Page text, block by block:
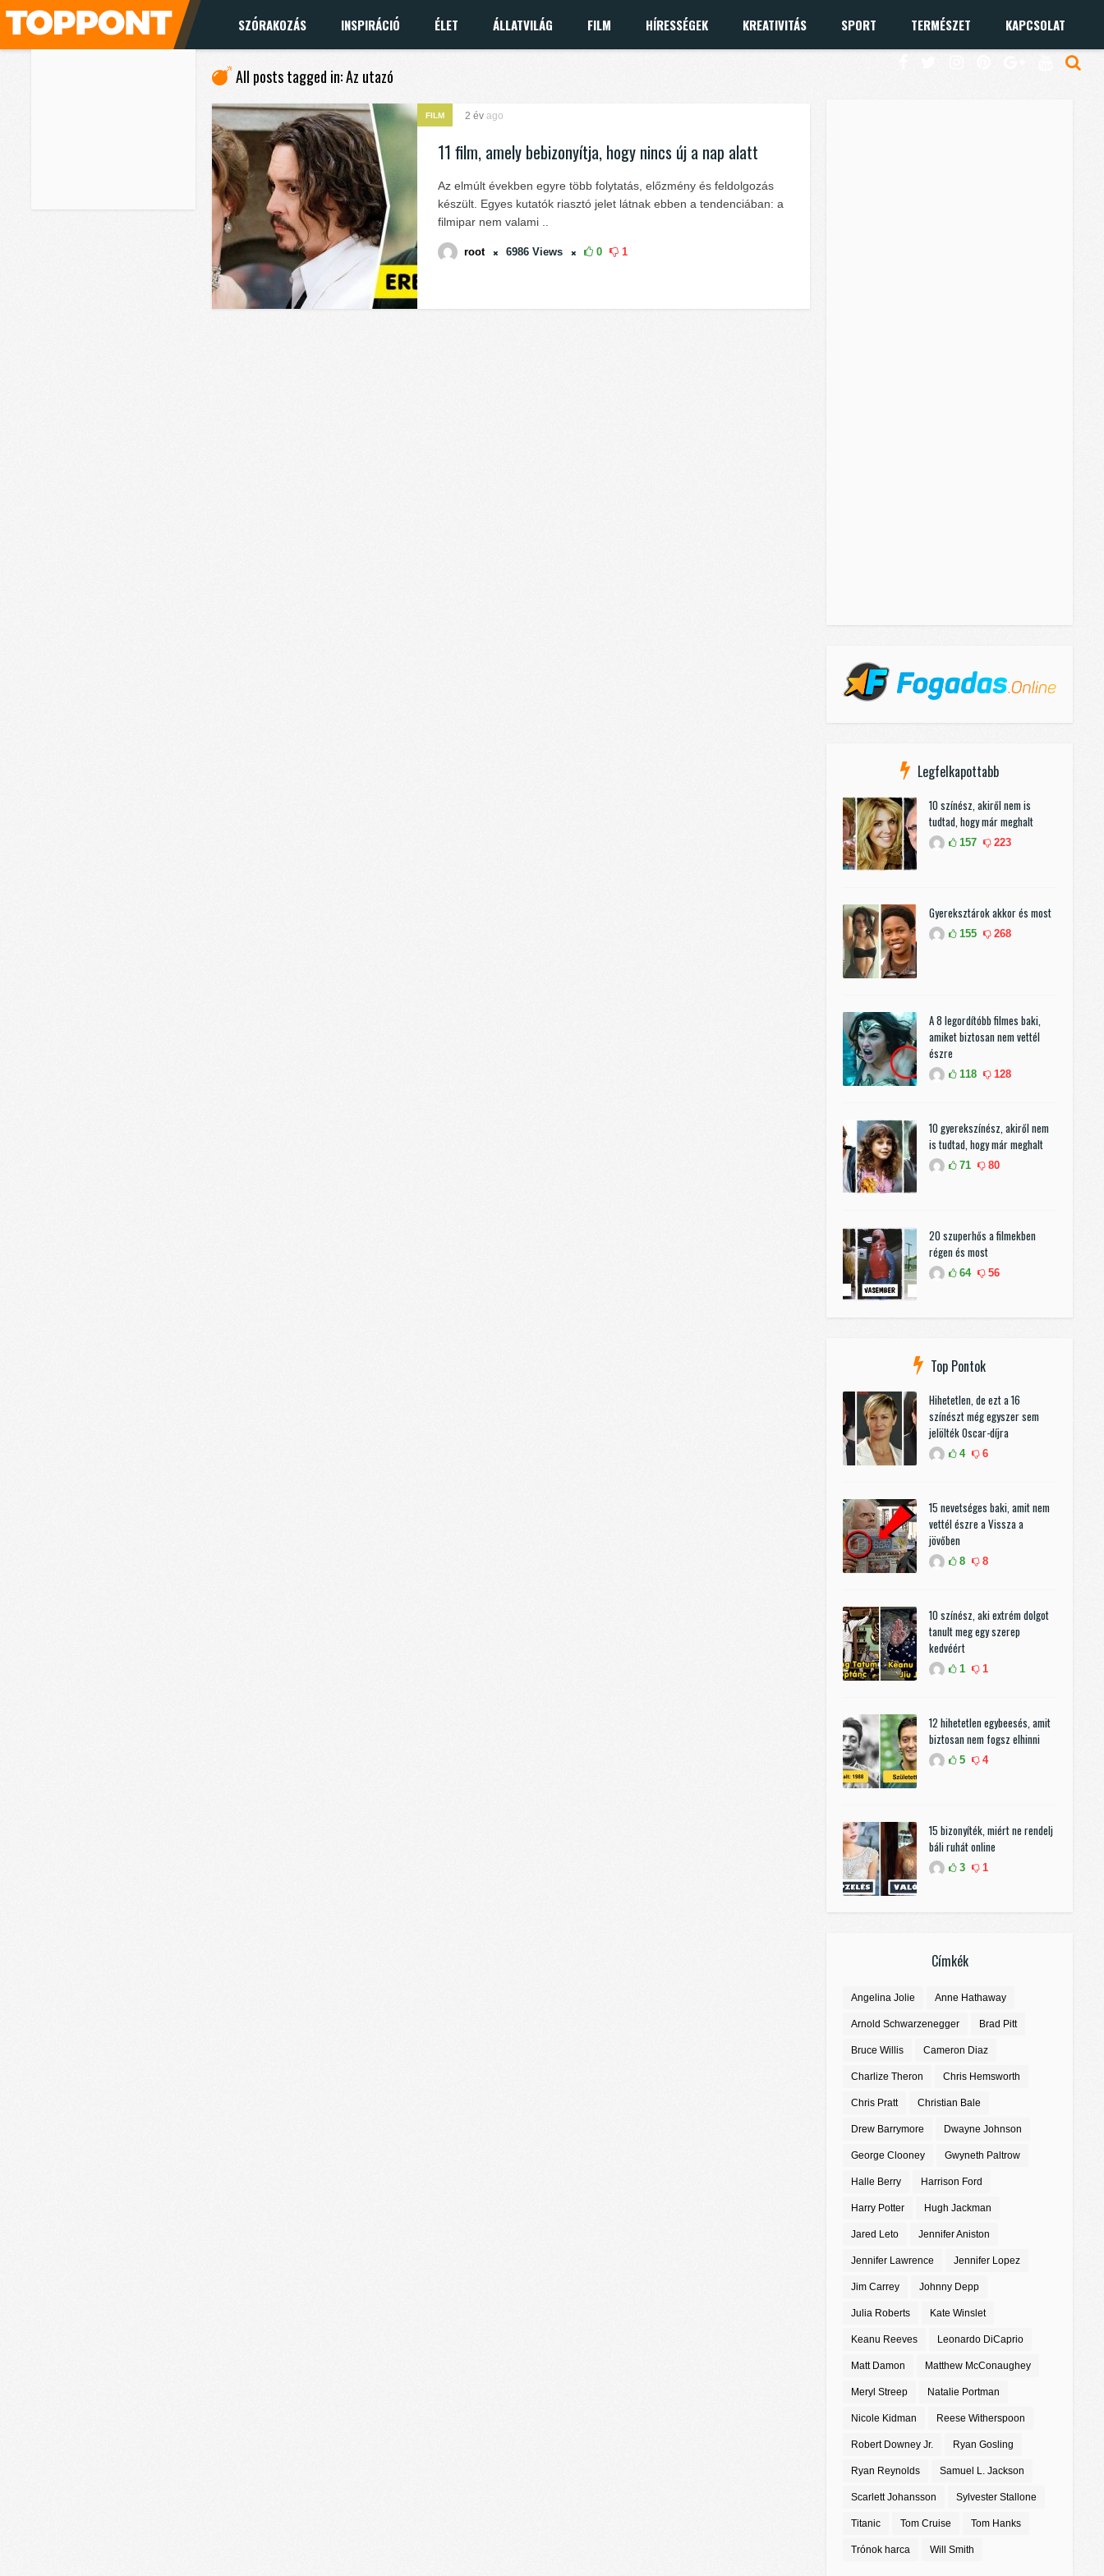
SZÓRAKOZÁS INSPIRÁCIÓ ÉLET ÁLLATVILÁG FILM HÍRESSÉGEK KREATIVITÁS SPORT TERMÉSZET KAPCSOLAT
All posts tagged in: Az utazó
FILM 2 év ago
11 film, amely bebizonyítja, hogy nincs új a nap alatt
Az elmúlt években egyre több folytatás, előzmény és feldolgozás
készült. Egyes kutatók riasztó jelet látnak ebben a tendenciában: a
filmipar nem valami ..
root 6986 Views 0 1
Legfelkapottabb
10 színész, akiről nem is
tudtad, hogy már meghalt
157 223
Gyereksztárok akkor és most
155 268
A 8 legordítóbb filmes baki,
amiket biztosan nem vettél
észre
118 128
10 gyerekszínész, akiről nem
is tudtad, hogy már meghalt
71 80
20 szuperhős a filmekben
régen és most
64 56
Top Pontok
Hihetetlen, de ezt a 16
színészt még egyszer sem
jelölték Oscar-díjra
4 6
15 nevetséges baki, amit nem
vettél észre a Vissza a
jövőben
8 8
10 színész, aki extrém dolgot
tanult meg egy szerep
kedvéért
1 1
12 hihetetlen egybeesés, amit
biztosan nem fogsz elhinni
5 4
15 bizonyíték, miért ne rendelj
báli ruhát online
3 1
Címkék
Angelina Jolie Anne Hathaway
Arnold Schwarzenegger Brad Pitt
Bruce Willis Cameron Diaz
Charlize Theron Chris Hemsworth
Chris Pratt Christian Bale
Drew Barrymore Dwayne Johnson
George Clooney Gwyneth Paltrow
Halle Berry Harrison Ford
Harry Potter Hugh Jackman
Jared Leto Jennifer Aniston
Jennifer Lawrence Jennifer Lopez
Jim Carrey Johnny Depp
Julia Roberts Kate Winslet
Keanu Reeves Leonardo DiCaprio
Matt Damon Matthew McConaughey
Meryl Streep Natalie Portman
Nicole Kidman Reese Witherspoon
Robert Downey Jr. Ryan Gosling
Ryan Reynolds Samuel L. Jackson
Scarlett Johansson Sylvester Stallone
Titanic Tom Cruise Tom Hanks
Trónok harca Will Smith